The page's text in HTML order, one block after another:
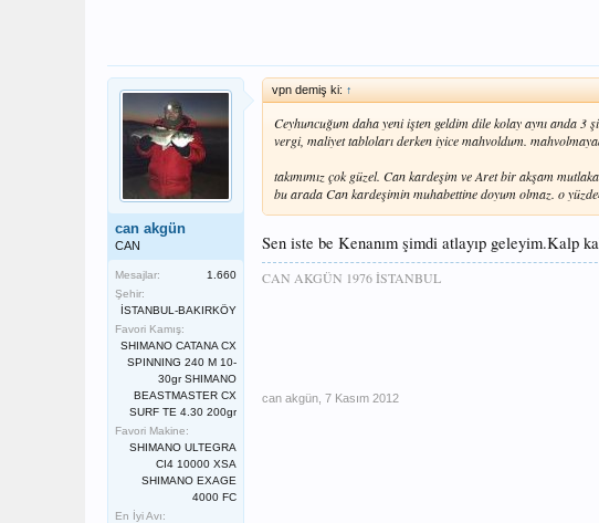
can akgün
CAN
Mesajlar:
1.660
Şehir:
İSTANBUL-BAKIRKÖY
Favori Kamış:
SHIMANO CATANA CX
SPINNING 240 M 10-
30gr SHIMANO
BEASTMASTER CX
SURF TE 4.30 200gr
Favori Makine:
SHIMANO ULTEGRA
CI4 10000 XSA
SHIMANO EXAGE
4000 FC
En İyi Avı:
vpn demiş ki: ↑
Ceyhuncuğum daha yeni işten geldim dile kolay aynı anda 3
vergi, maliyet tabloları derken iyice mahvoldum.
takımımız çok güzel. Can kardeşim ve Aret bir akşam
bu arada Can kardeşimin muhabettine doyum olmaz. o
Sen iste be Kenanım şimdi atlayıp geleyim.Kalp
CAN AKGÜN 1976 İSTANBUL
can akgün 7 Kasım 2012